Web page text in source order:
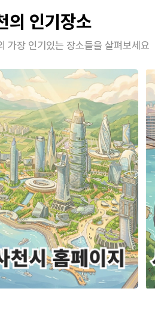
의 인기장소
가장 인기있는 장소들을 살펴보세요